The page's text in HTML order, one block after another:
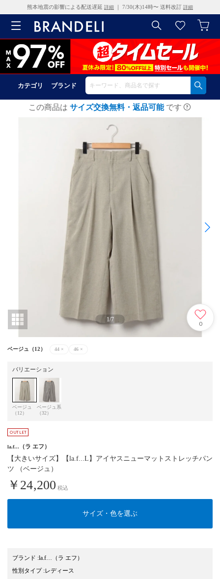
熊本地震の影響による配送遅延 詳細 ｜ 7/30(木)14時〜 送料改訂 詳細
カテゴリ ブランド
この商品は サイズ交換無料・返品可能 です
1/7
0
ベージュ（12） 44 × 46 ×
バリエーション
ベージュ
（12）
ベージュ系
（32）
la.f… （ラ エフ）
【大きいサイズ】【la.f...L】アイヤスニューマットストレッチパン
ツ （ベージュ）
￥24,200 税込
サイズ・色を選ぶ
ブランド :la.f…
（ラ エフ）
性別タイプ:レディース